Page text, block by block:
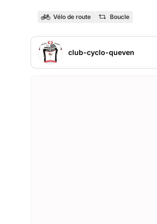
Vélo de route Boucle
club-cyclo-queven